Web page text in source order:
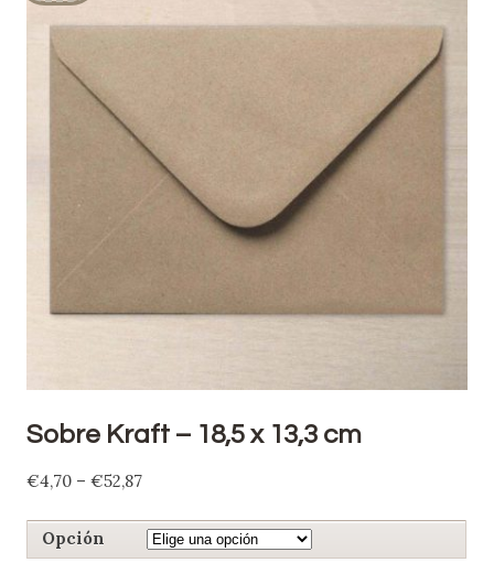
Sobre Kraft – 18,5 x 13,3 cm
€4,70 –€52,87
Opción